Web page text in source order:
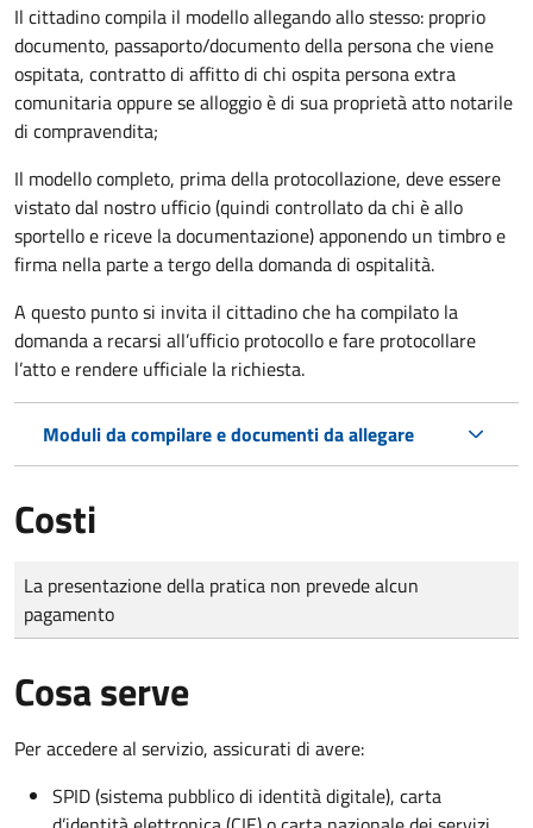
Il cittadino compila il modello allegando allo stesso: proprio
documento, passaporto/documento della persona che viene
ospitata, contratto di affitto di chi ospita persona extra
comunitaria oppure se alloggio è di sua proprietà atto notarile
di compravendita;
Il modello completo, prima della protocollazione, deve essere
vistato dal nostro ufficio (quindi controllato da chi è allo
sportello e riceve la documentazione) apponendo un timbro e
firma nella parte a tergo della domanda di ospitalità.
A questo punto si invita il cittadino che ha compilato la
domanda a recarsi all’ufficio protocollo e fare protocollare
l’atto e rendere ufficiale la richiesta.
Moduli da compilare e documenti da allegare
Costi
Tipo di pagamento
Importo
La presentazione della pratica non prevede alcun
pagamento
Cosa serve
Per accedere al servizio, assicurati di avere:
SPID (sistema pubblico di identità digitale), carta